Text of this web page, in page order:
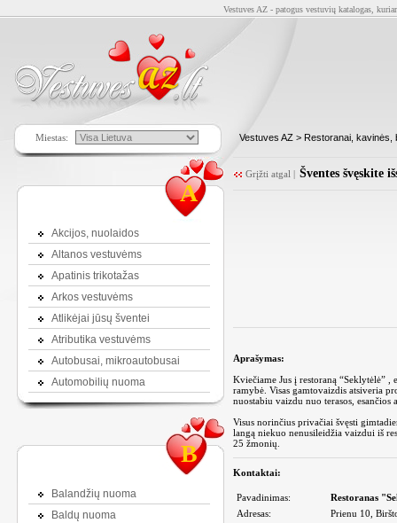
Vestuves AZ - patogus vestuvių katalogas,
Miestas: Vestuves AZ > Restoranai, kavinės,
A
Akcijos, nuolaidos
Altanos vestuvėms
Apatinis trikotažas
Arkos vestuvėms
Atlikėjai jūsų šventei
Atributika vestuvėms
Autobusai, mikroautobusai
Automobilių nuoma
B
Balandžių nuoma
Baldų nuoma
Grįžti atgal | Šventes švęskite
Aprašymas:
Kviečiame Jus į restoraną “Seklytėlė”
ramybė. Visas gamtovaizdis atsiveria
nuostabiu vaizdu nuo terasos,
Visus norinčius privačiai švęsti
langą niekuo nenusileidžia vaizdui iš
25 žmonių.
Kontaktai:
Pavadinimas:
Restoranas
Adresas:
Prienu 10,